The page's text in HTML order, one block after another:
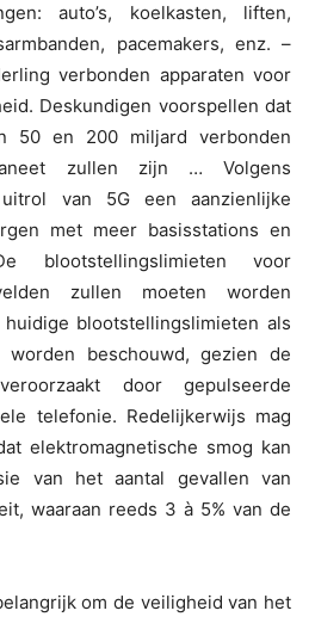
auto’s, koelkasten, liften,
pacemakers, enz. –
verbonden apparaten voor
Deskundigen voorspellen dat
50 en 200 miljard verbonden
zullen zijn … Volgens
van 5G een aanzienlijke
met meer basisstations en
blootstellingslimieten voor
zullen moeten worden
blootstellingslimieten als
beschouwd, gezien de
door gepulseerde
telefonie. Redelijkerwijs mag
elektromagnetische smog kan
van het aantal gevallen van
waaraan reeds 3 à 5% van de
om de veiligheid van het